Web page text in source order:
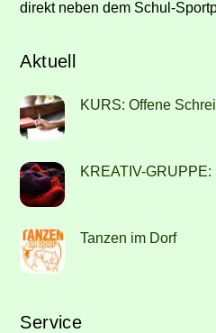
direkt neben dem Schul-
Aktuell
KURS: Offene
KREATIV-GRUPPE:
Tanzen im Dorf
Service